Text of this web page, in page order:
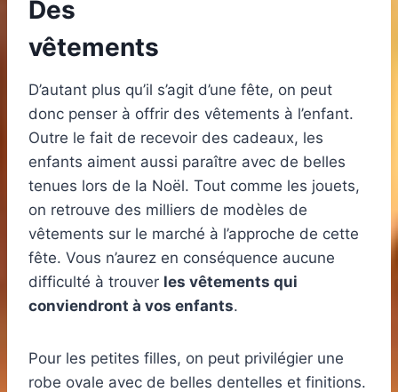
Des
vêtements
D’autant plus qu’il s’agit d’une fête, on peut
donc penser à offrir des vêtements à l’enfant.
Outre le fait de recevoir des cadeaux, les
enfants aiment aussi paraître avec de belles
tenues lors de la Noël. Tout comme les jouets,
on retrouve des milliers de modèles de
vêtements sur le marché à l’approche de cette
fête. Vous n’aurez en conséquence aucune
difficulté à trouver les vêtements qui
conviendront à vos enfants.
Pour les petites filles, on peut privilégier une
robe ovale avec de belles dentelles et finitions.